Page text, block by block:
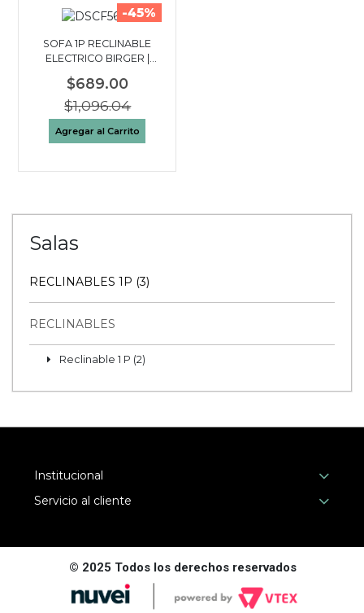
-45%
SOFA 1P RECLINABLE
ELECTRICO BIRGER |
GRIS CLARO
$689.00
$1,096.04
Agregar al Carrito
Salas
RECLINABLES 1P (3)
RECLINABLES
Reclinable 1 P (2)
Institucional
Servicio al cliente
© 2025 Todos los derechos reservados